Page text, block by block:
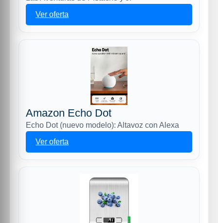
Ver oferta
Amazon Echo Dot
Echo Dot (nuevo modelo): Altavoz con Alexa
Ver oferta